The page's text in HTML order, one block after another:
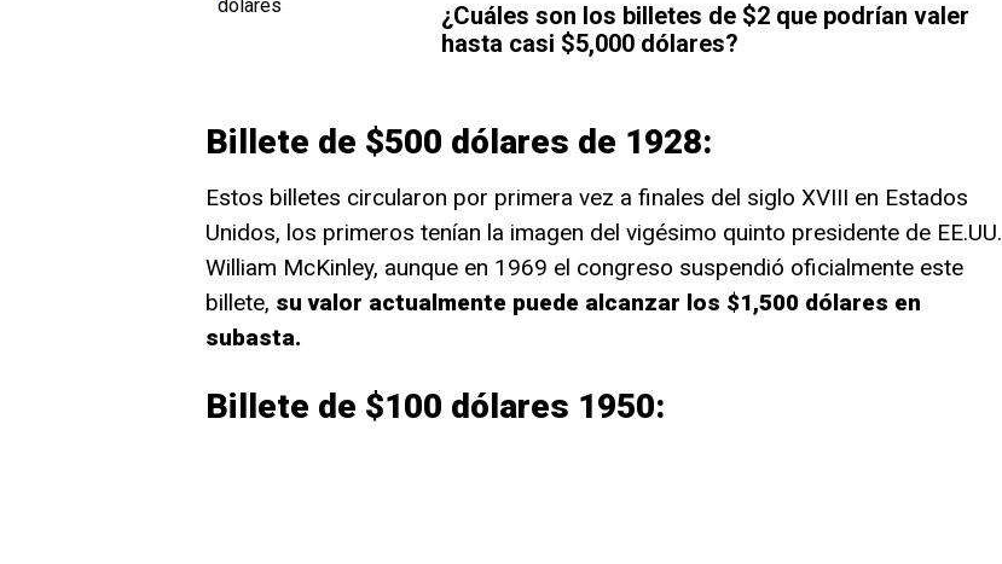
¿Cuáles son los billetes de $2 que podrían valer
hasta casi $5,000 dólares?
Billete de $500 dólares de 1928:
Estos billetes circularon por primera vez a finales del siglo XVIII en Estados
Unidos, los primeros tenían la imagen del vigésimo quinto presidente de EE.UU.
William McKinley, aunque en 1969 el congreso suspendió oficialmente este
billete, su valor actualmente puede alcanzar los $1,500 dólares en
subasta.
Billete de $100 dólares 1950: